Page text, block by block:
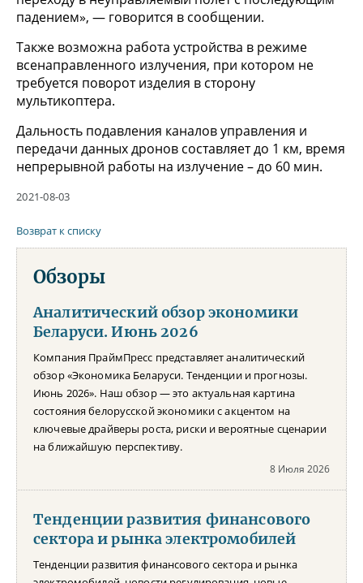
падением», — говорится в сообщении.
Также возможна работа устройства в режиме
всенаправленного излучения, при котором не
требуется поворот изделия в сторону
мультикоптера.
Дальность подавления каналов управления и
передачи данных дронов составляет до 1 км, время
непрерывной работы на излучение – до 60 мин.
2021-08-03
Возврат к списку
Обзоры
Аналитический обзор экономики
Беларуси. Июнь 2026
Компания ПраймПресс представляет аналитический
обзор «Экономика Беларуси. Тенденции и прогнозы.
Июнь 2026». Наш обзор — это актуальная картина
состояния белорусской экономики с акцентом на
ключевые драйверы роста, риски и вероятные сценарии
на ближайшую перспективу.
8 Июля 2026
Тенденции развития финансового
сектора и рынка электромобилей
Тенденции развития финансового сектора и рынка